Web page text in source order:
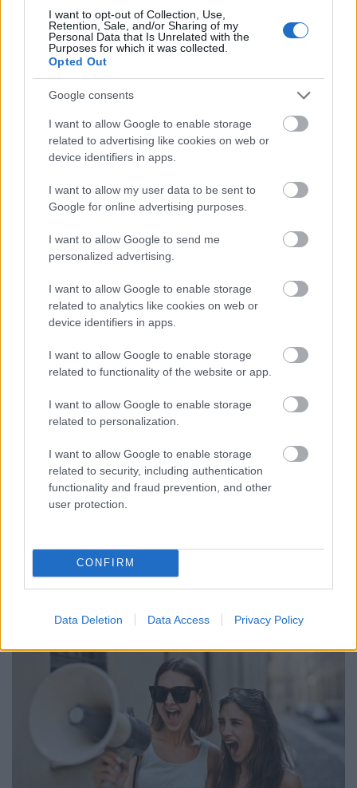
I want to opt-out of Collection, Use,
Retention, Sale, and/or Sharing of my
Personal Data that Is Unrelated with the
Purposes for which it was collected.
Opted Out
Google consents
I want to allow Google to enable storage
related to advertising like cookies on web or
device identifiers in apps.
I want to allow my user data to be sent to
Google for online advertising purposes.
I want to allow Google to send me
personalized advertising.
I want to allow Google to enable storage
related to analytics like cookies on web or
device identifiers in apps.
I want to allow Google to enable storage
related to functionality of the website or app.
I want to allow Google to enable storage
related to personalization.
I want to allow Google to enable storage
related to security, including authentication
functionality and fraud prevention, and other
user protection.
CONFIRM
Data Deletion Data Access Privacy Policy
a cikkből megtudhatod, hogyan hozhatsz létre
marketingcélokat szolgáló videótartalom stratégiát.
Elő a videós tartalmakkal! Jelenleg a videós
tartalmak…
Instagram Reels – Milyen tartalmat
készítsek? II.rész - PÉLDÁKKAL
Sáringer Viktória• 2022. november 24.
Napjainkban egyre többen aktívak a közösségi
oldalakon és a legnépszerűbbek között említhetjük a
Meta felületeit is. Ide tartozik például a Facebook és
az Instagram. Ezek a platformok mindig újabb és
újabb fejlesztésekkel rukkolnak elő, hogy
és…